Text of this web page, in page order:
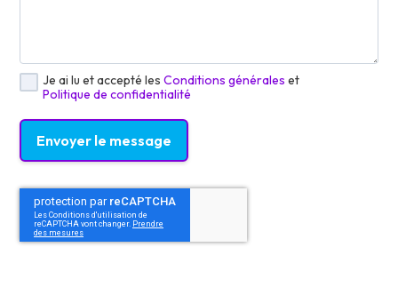
Je ai lu et accepté lesConditions générales et
Politique de confidentialité
Envoyer le message